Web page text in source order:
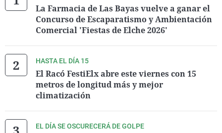
La Farmacia de Las Bayas vuelve a ganar el
Concurso de Escaparatismo y Ambientación
Comercial 'Fiestas de Elche 2026'
HASTA EL DÍA 15
El Racó FestiElx abre este viernes con 15
metros de longitud más y mejor
climatización
EL DÍA SE OSCURECERÁ DE GOLPE